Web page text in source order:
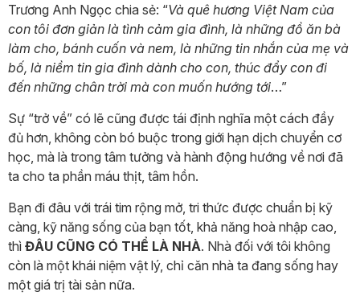
Trương Anh Ngọc chia sẻ: “Và quê hương Việt Nam của
con tôi đơn giản là tình cảm gia đình, là những đồ ăn bà
làm cho, bánh cuốn và nem, là những tin nhắn của mẹ và
bố, là niềm tin gia đình dành cho con, thúc đẩy con đi
đến những chân trời mà con muốn hướng tới…”
Sự “trở về” có lẽ cũng được tái định nghĩa một cách đầy
đủ hơn, không còn bó buộc trong giới hạn dịch chuyển cơ
học, mà là trong tâm tưởng và hành động hướng về nơi đã
ta cho ta phần máu thịt, tâm hồn.
Bạn đi đâu với trái tim rộng mở, tri thức được chuẩn bị kỹ
càng, kỹ năng sống của bạn tốt, khả năng hoà nhập cao,
thì ĐÂU CŨNG CÓ THỂ LÀ NHÀ. Nhà đối với tôi không
còn là một khái niệm vật lý, chỉ căn nhà ta đang sống hay
một giá trị tài sản nữa.